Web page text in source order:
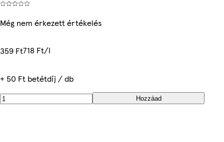
Még nem érkezett értékelés
359 Ft718 Ft/l
+ 50 Ft betétdíj / db
Hozzáad